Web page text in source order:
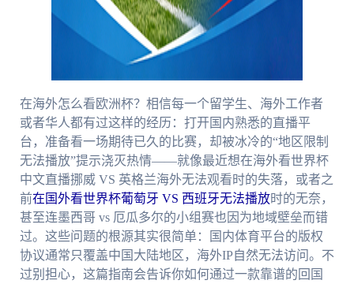
在海外怎么看欧洲杯？相信每一个留学生、海外工作者
或者华人都有过这样的经历：打开国内熟悉的直播平
台，准备看一场期待已久的比赛，却被冰冷的“地区限制
无法播放”提示浇灭热情——就像最近想在海外看世界杯
中文直播挪威 VS 英格兰海外无法观看时的失落，或者之
前在国外看世界杯葡萄牙 VS 西班牙无法播放时的无奈，
甚至连墨西哥 vs 厄瓜多尔的小组赛也因为地域壁垒而错
过。这些问题的根源其实很简单：国内体育平台的版权
协议通常只覆盖中国大陆地区，海外IP自然无法访问。不
过别担心，这篇指南会告诉你如何通过一款靠谱的回国